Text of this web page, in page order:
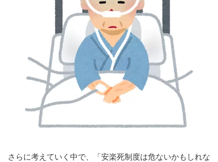
さらに考えていく中で、「安楽死制度は危ないかもしれな